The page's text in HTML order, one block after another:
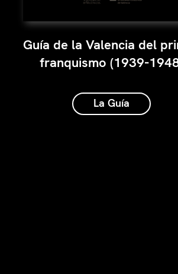
Guía de la Valencia del
franquismo (1939-
La Guía